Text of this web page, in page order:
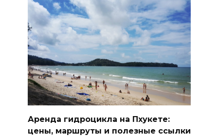
Аренда гидроцикла на Пхукете:
цены, маршруты и полезные ссылки